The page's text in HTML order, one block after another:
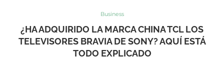
Business
¿HA ADQUIRIDO LA MARCA CHINA TCL LOS
TELEVISORES BRAVIA DE SONY? AQUÍ ESTÁ
TODO EXPLICADO